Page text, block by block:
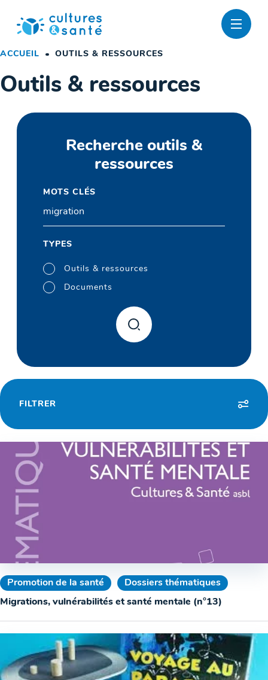
contenu
ACCUEIL OUTILS & RESSOURCES
Outils & ressources
Recherche outils &
ressources
MOTS CLÉS
TYPES
Outils & ressources
Documents
FILTRER
Promotion de la santé
Dossiers thématiques
Migrations, vulnérabilités et santé mentale (n°13)